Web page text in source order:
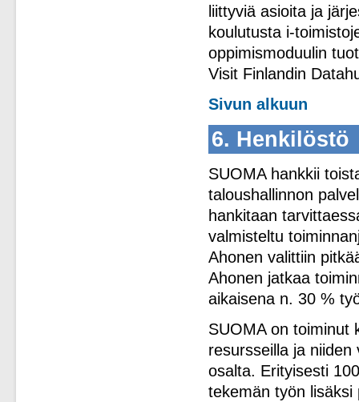
liittyviä asioita ja
koulutusta i-
oppimismoduulin
Visit Finlandin
Sivun alkuun
6. Henkilöstö
SUOMA hankkii
taloushallinnon
hankitaan
valmisteltu
Ahonen valittiin
Ahonen jatkaa
aikaisena n. 30 %
SUOMA on toiminut
resursseilla ja
osalta. Erityisesti
tekemän työn lisäksi